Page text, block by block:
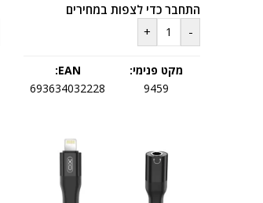
התחבר כדי לצפות במחירים
-
+
מקט פנימי:
9459
EAN:
693634032228